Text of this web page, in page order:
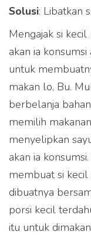
Solusi: Libatkan
Mengajak si
akan ia
untuk
makan lo, Bu.
berbelanja
memilih
menyelipkan
akan ia
membuat si kecil
dibuatnya
porsi kecil
itu untuk